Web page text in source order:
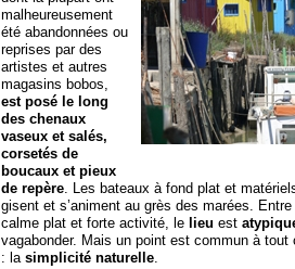
malheureusement
été abandonnées ou
reprises par des
artistes et autres
magasins bobos,
est posé le long
des chenaux
vaseux et salés,
corsetés de
boucaux et pieux
de repère. Les bateaux à fond plat et
gisent et s’animent au grès des marées. Entre
calme plat et forte activité, le lieu est
vagabonder. Mais un point est commun à tout
: la simplicité naturelle.